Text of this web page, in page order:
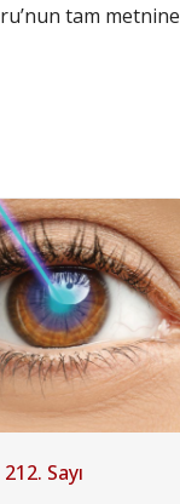
tam metnine
212. Sayı